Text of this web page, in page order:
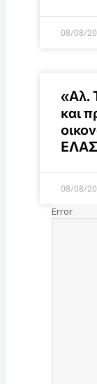
08/08/
«Αλ.
και
ΕΛΑΣ
08/08/